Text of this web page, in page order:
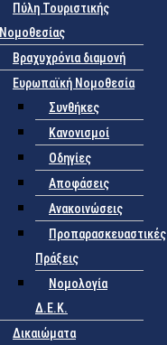
Πύλη Τουριστικής
Νομοθεσίας
Βραχυχρόνια διαμονή
Ευρωπαϊκή Νομοθεσία
Συνθήκες
Κανονισμοί
Οδηγίες
Αποφάσεις
Ανακοινώσεις
Προπαρασκευαστικές
Πράξεις
Νομολογία
Δ.Ε.Κ.
Δικαιώματα